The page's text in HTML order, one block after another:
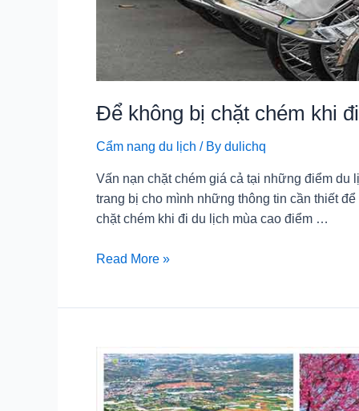
Để không bị chặt chém khi
Cẩm nang du lịch / By dulichq
Vấn nạn chặt chém giá cả tại những điểm du
trang bị cho mình những thông tin cần thiết
chặt chém khi đi du lịch mùa cao điểm …
Để
khi
đi
du
Read More »